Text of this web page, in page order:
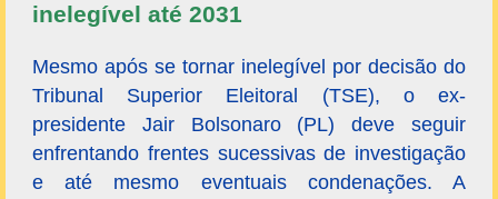
inelegível até 2031
Mesmo após se tornar inelegível por decisão do
Tribunal Superior Eleitoral (TSE), o ex-
presidente Jair Bolsonaro (PL) deve seguir
enfrentando frentes sucessivas de investigação
e até mesmo eventuais condenações. A